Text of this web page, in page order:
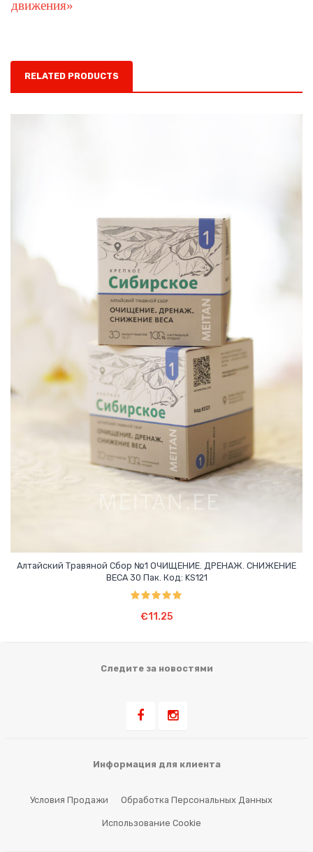
RELATED PRODUCTS
Алтайский Травяной Сбор №1 ОЧИЩЕНИЕ. ДРЕНАЖ. СНИЖЕНИЕ
ВЕСА 30 Пак. Код: KS121
из 5
€11.25
Следите за новостями
Информация для клиента
Условия Продажи Обработка Персональных Данных
Использование Cookie